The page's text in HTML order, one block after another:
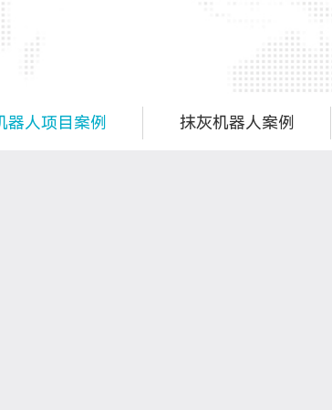
器人项目案例 抹灰机器人案例